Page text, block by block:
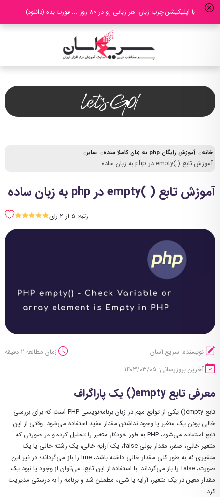
با اپلیکیشن چرب زبان، هر زبانی رو در 80 روز ... قورت بده (دانلود)
خانه آموزش رایگان php به زبان کاملا ساده سایر
آموزش تابع ( )empty در php به زبان ساده
آموزش تابع ( )empty در php به زبان ساده
رتبه: 5 ار 2 رای SSSSS
نویسنده: سریع آسان
زمان مطالعه 2 دقیقه
آخرین بروزرسانی: ۱۴۰۳/۰۳/۰۵
معرفی تابع یک پاراگراف
تابع empty() یکی از توابع مهم در زبان برنامه‌نویسی PHP است که برای بررسی
خالی بودن یک متغیر یا وجود نداشتن مقدار مفید استفاده می‌شود. وقتی از این
تابع استفاده می‌شود، PHP به طور خودکار متغیر را تحلیل کرده و در صورتی که
متغیر خالی، صفر، مقدار بولی false، یک آرایه خالی، یک رشته خالی یا یک
متغیری که به طور کلی مقدار خالی داشته باشد، true را باز می‌گرداند؛ در غیر این
صورت، false را باز می‌گرداند. با استفاده از این تابع، می‌توان از وجود یا نبود یک
مقدار معین در یک متغیر، آرایه یا شیء مطمئن شد و برنامه را به درستی مدیریت
کرد